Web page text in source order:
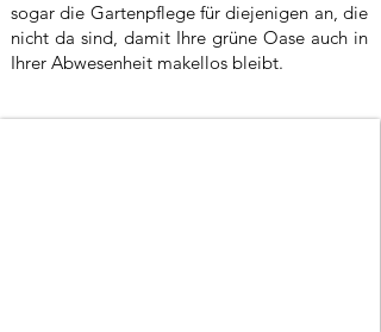
sogar die Gartenpflege für diejenigen an, die
nicht da sind, damit Ihre grüne Oase auch in
Ihrer Abwesenheit makellos bleibt.